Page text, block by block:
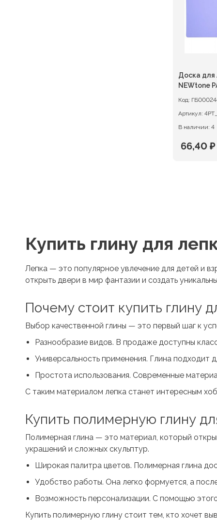
Доска для
NEWtone
Код:
Артикул:
В наличии: 4
66,40 ₽
Текущая
Купить глину для
Лепка — это популярное увлечение для детей и
открыть двери в мир фантазии и создать
Почему стоит купить глину
Выбор качественной глины — это первый шаг к
Разнообразие видов. В продаже доступны
Универсальность применения. Глина
Простота использования. Современные
С таким материалом лепка станет интересным
Купить полимерную глину
Полимерная глина — это материал, который
украшений и сложных скульптур.
Широкая палитра цветов. Полимерная глина
Удобство работы. Она легко формуется, а
Возможность персонализации. С помощью
Купить полимерную глину стоит тем, кто хочет